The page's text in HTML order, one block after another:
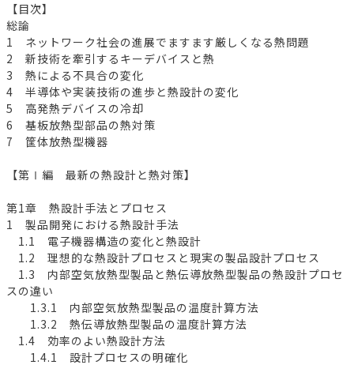
【目次】
総論
1 ネットワーク社会の進展でますます厳しくなる熱問題
2 新技術を牽引するキーデバイスと熱
3 熱による不具合の変化
4 半導体や実装技術の進歩と熱設計の変化
5 高発熱デバイスの冷却
6 基板放熱型部品の熱対策
7 筐体放熱型機器
【第Ⅰ編 最新の熱設計と熱対策】
第1章 熱設計手法とプロセス
1 製品開発における熱設計手法
1.1 電子機器構造の変化と熱設計
1.2 理想的な熱設計プロセスと現実の製品設計プロセス
1.3 内部空気放熱型製品と熱伝導放熱型製品の熱設計プロセ
スの違い
1.3.1 内部空気放熱型製品の温度計算方法
1.3.2 熱伝導放熱型製品の温度計算方法
1.4 効率のよい熱設計方法
1.4.1 設計プロセスの明確化